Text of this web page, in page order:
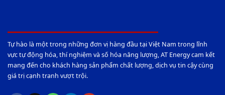
Tự hào là một trong những đơn vị hàng đầu tại Việt Nam trong lĩnh
vực tự động hóa, thí nghiệm và số hóa năng lượng, AT Energy cam kết
mang đến cho khách hàng sản phẩm chất lượng, dịch vụ tin cậy cùng
giá trị cạnh tranh vượt trội.